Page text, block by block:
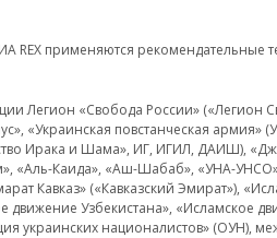
REX применяются рекомендательные
Легион «Свобода России» («Легион
«Украинская повстанческая армия»
Ирака и Шама», ИГ, ИГИЛ, ДАИШ),
«Аль-Каида», «Аш-Шабаб», «УНА-
Кавказ» («Кавказский Эмират»),
движение Узбекистана»,
украинских националистов» (ОУН),